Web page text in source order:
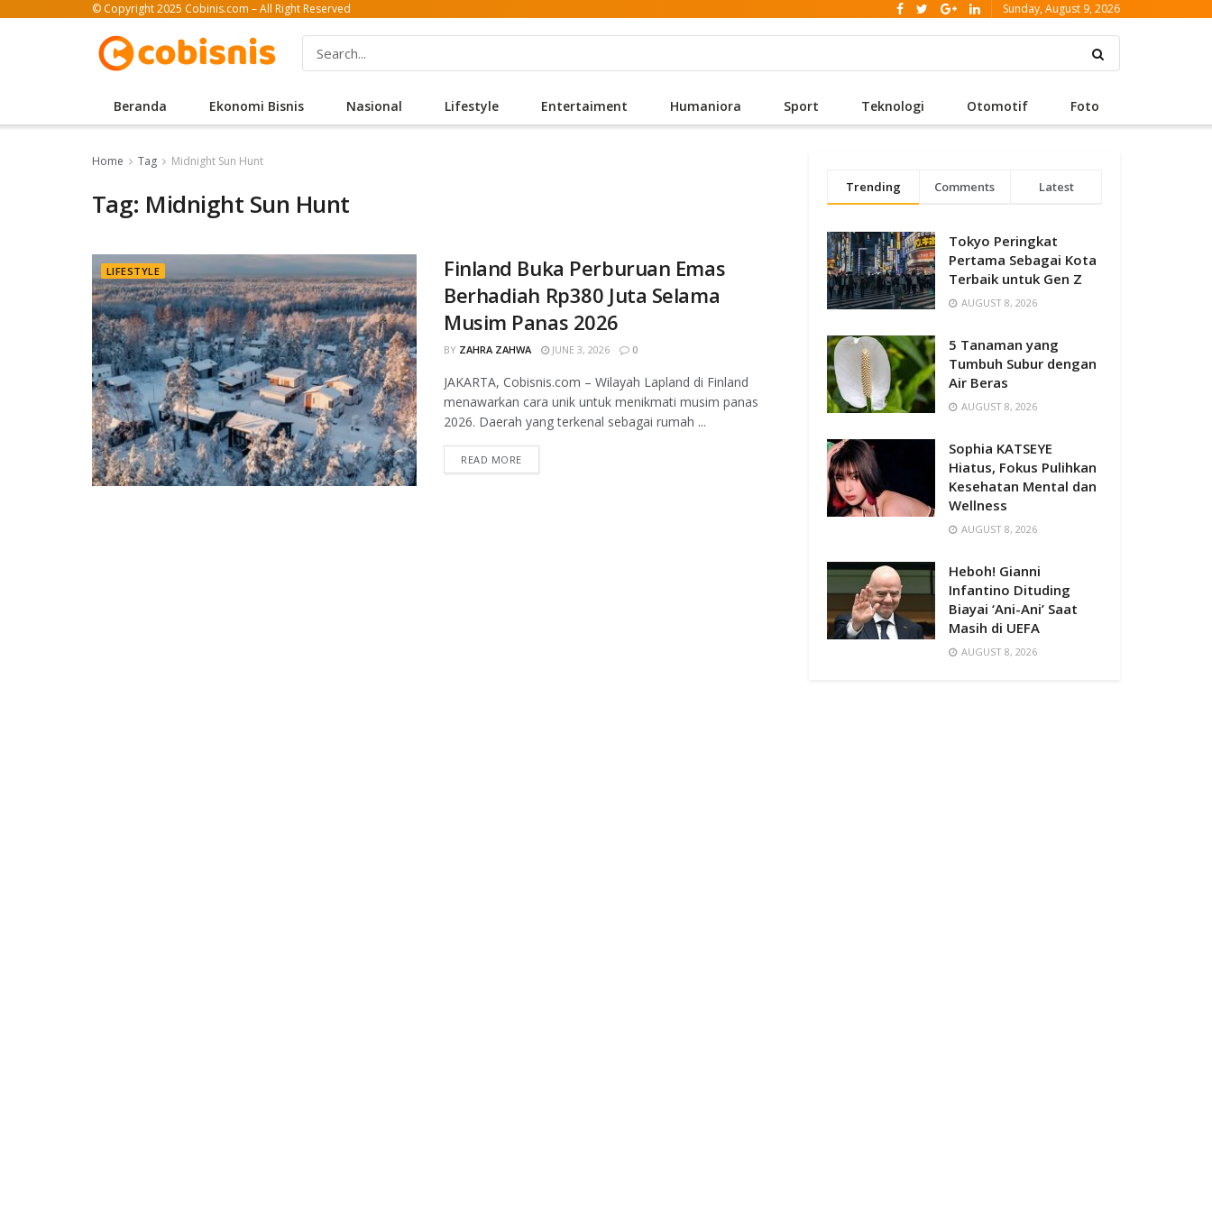
© Copyright 2025 Cobinis.com – All Right Reserved Sunday, August 9, 2026
Beranda Ekonomi Bisnis Nasional Lifestyle Entertaiment Humaniora Sport Teknologi Otomotif Foto
Home Tag Midnight Sun Hunt
Tag: Midnight Sun Hunt
LIFESTYLE
Finland Buka Perburuan Emas
Berhadiah Rp380 Juta Selama
Musim Panas 2026
BY ZAHRA ZAHWA JUNE 3, 2026 0
JAKARTA, Cobisnis.com – Wilayah Lapland di Finland
menawarkan cara unik untuk menikmati musim panas
2026. Daerah yang terkenal sebagai rumah ...
READ MORE
Trending Comments Latest
Tokyo Peringkat
Pertama Sebagai Kota
Terbaik untuk Gen Z
AUGUST 8, 2026
5 Tanaman yang
Tumbuh Subur dengan
Air Beras
AUGUST 8, 2026
Sophia KATSEYE
Hiatus, Fokus Pulihkan
Kesehatan Mental dan
Wellness
AUGUST 8, 2026
Heboh! Gianni
Infantino Dituding
Biayai ‘Ani-Ani’ Saat
Masih di UEFA
AUGUST 8, 2026